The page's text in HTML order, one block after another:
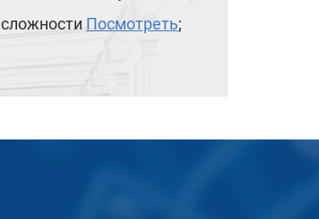
Посмотреть;